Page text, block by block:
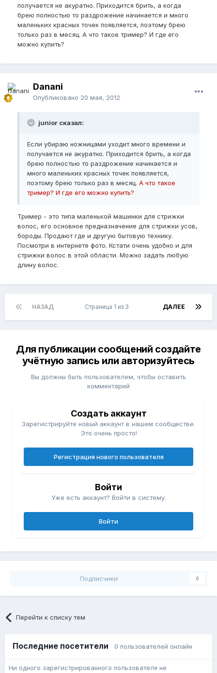
получается не акуратно. Приходится брить, а когда
брею полностью то раздрожение начинается и много
маленьких красных точек появляется, поэтому брею
только раз в месяц. А что такое тример? И где его
можно купить?
Danani
Опубликовано 20 мая, 2012
junior сказал:
Если убираю ножницами уходит много времени и
получается не акуратно. Приходится брить, а когда
брею полностью то раздрожение начинается и
много маленьких красных точек появляется,
поэтому брею только раз в месяц. А что такое
тример? И где его можно купить?
Тример - это типа маленькой машинки для стрижки
волос, его основное предназначение для стрижки усов,
бороды. Продают где и другую бытовую технику.
Посмотри в интернете фото. Кстати очень удобно и для
стрижки волос в этой области. Можно задать любую
длину волос.
НАЗАД ДАЛЕЕ
Страница 1 из 3
Для публикации сообщений создайте
учётную запись или авторизуйтесь
Вы должны быть пользователем, чтобы оставить
комментарий
Создать аккаунт
Зарегистрируйте новый аккаунт в нашем сообществе.
Это очень просто!
Регистрация нового пользователя
Войти
Уже есть аккаунт? Войти в систему.
Войти
Подписчики 0
Перейти к списку тем
Последние посетители 0 пользователей онлайн
Ни одного зарегистрированного пользователя не